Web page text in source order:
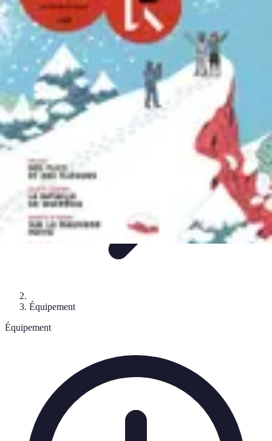
Plongée et Jet
PlongéeÉquipement Techniques Techniques de Plongée
Plongée et Jet
Équipement
Équipement